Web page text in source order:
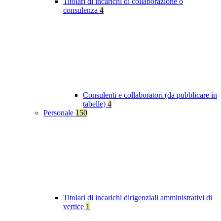
consulenza 4
Consulenti e collaboratori (da pubblicare in
tabelle) 4
Personale 150
Titolari di incarichi dirigenziali amministrativi di
vertice 1